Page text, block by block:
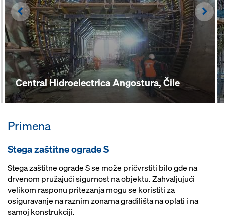
Central Hidroelectrica Angostura, Čile
Left
Primena
Stega zaštitne ograde S
Stega zaštitne ograde S se može pričvrstiti bilo gde na
drvenom pružajući sigurnost na objektu. Zahvaljujući
velikom rasponu pritezanja mogu se koristiti za
osiguravanje na raznim zonama gradilišta na oplati i na
samoj konstrukciji.